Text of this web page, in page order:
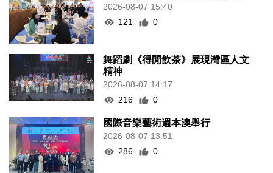
2026-08-07 15:40
121
0
舞蹈劇《得閒飲茶》展現灣區人文
精神
2026-08-07 14:17
216
0
國際音樂藝術週本澳舉行
2026-08-07 13:51
286
0